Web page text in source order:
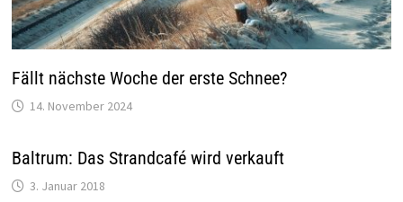
Fällt nächste Woche der erste Schnee?
14. November 2024
Baltrum: Das Strandcafé wird verkauft
3. Januar 2018